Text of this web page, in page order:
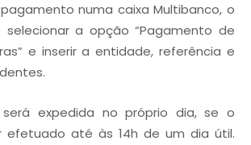
numa caixa Multibanco, o
a opção “Pagamento de
e inserir a entidade, referência e
expedida no próprio dia, se o
efetuado até às 14h de um dia útil.